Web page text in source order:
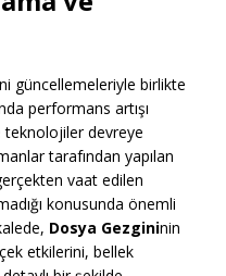
güncellemeleriyle birlikte
performans artışı
teknolojiler devreye
tarafından yapılan
vaat edilen
konusunda önemli
Dosya Gezgininin
etkilerini, bellek